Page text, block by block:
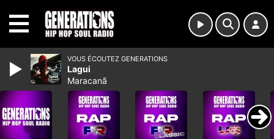
VOUS ÉCOUTEZ GENERATIONS
Lagui
Maracanã